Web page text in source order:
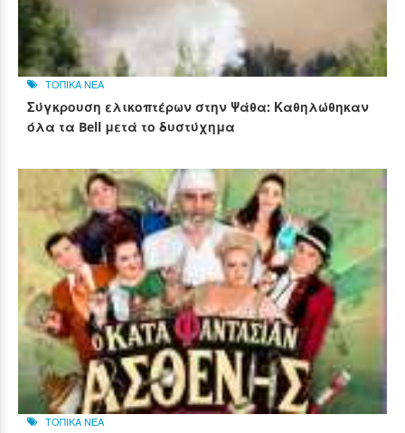
ΤΟΠΙΚΑ ΝΕΑ
Σύγκρουση ελικοπτέρων στην Ψάθα: Καθηλώθηκαν
όλα τα Bell μετά το δυστύχημα
ΤΟΠΙΚΑ ΝΕΑ